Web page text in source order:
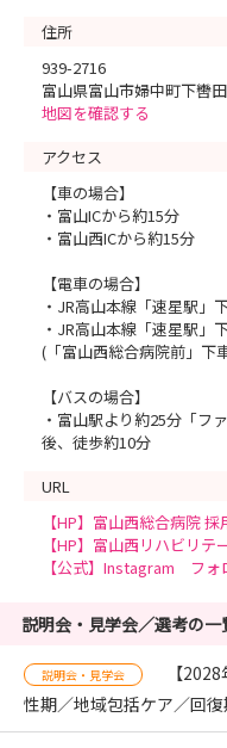
住所
939-2716
富山県富山市婦中町下轡
地図を確認する
アクセス
【車の場合】
・富山ICから約15分
・富山西ICから約15分
【電車の場合】
・JR高山本線「速星駅」
・JR高山本線「速星駅」
(「富山西総合病院前」下
【バスの場合】
・富山駅より約25分「フ
後、徒歩約10分
URL
【HP】富山西総合病院 採
【HP】富山西リハビリテ
【公式】Instagram フォ
説明会・見学会／選考の一
説明会・見学会
【
性期／地域包括ケア／回復